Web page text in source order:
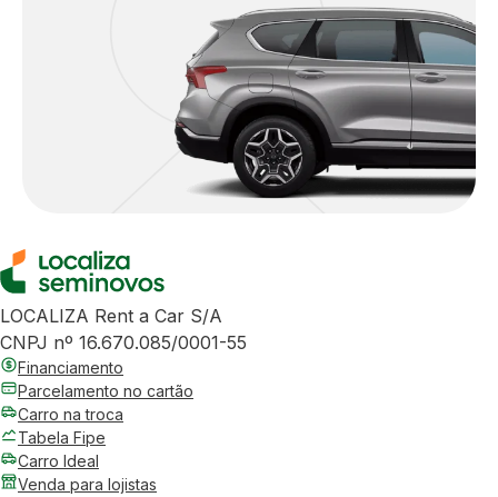
LOCALIZA Rent a Car S/A
CNPJ nº 16.670.085/0001-55
Financiamento
Parcelamento no cartão
Carro na troca
Tabela Fipe
Carro Ideal
Venda para lojistas